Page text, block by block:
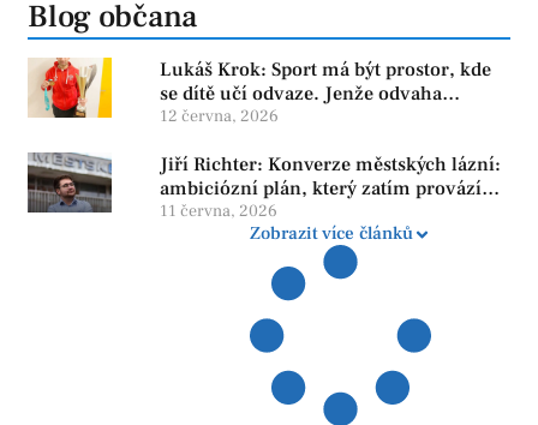
Blog občana
Lukáš Krok: Sport má být prostor, kde
se dítě učí odvaze. Jenže odvaha
neroste tam, kde se bojí udělat chybu.
12 června, 2026
Jiří Richter: Konverze městských lázní:
ambiciózní plán, který zatím provází
více otazníků než jistot
11 června, 2026
Zobrazit více článků